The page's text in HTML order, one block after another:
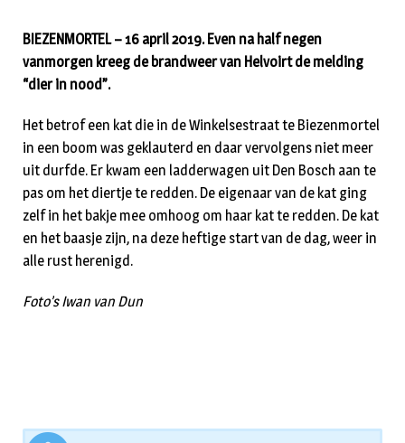
BIEZENMORTEL – 16 april 2019. Even na half negen
vanmorgen kreeg de brandweer van Helvoirt de melding
“dier in nood”.
Het betrof een kat die in de Winkelsestraat te Biezenmortel
in een boom was geklauterd en daar vervolgens niet meer
uit durfde. Er kwam een ladderwagen uit Den Bosch aan te
pas om het diertje te redden. De eigenaar van de kat ging
zelf in het bakje mee omhoog om haar kat te redden. De kat
en het baasje zijn, na deze heftige start van de dag, weer in
alle rust herenigd.
Foto’s Iwan van Dun